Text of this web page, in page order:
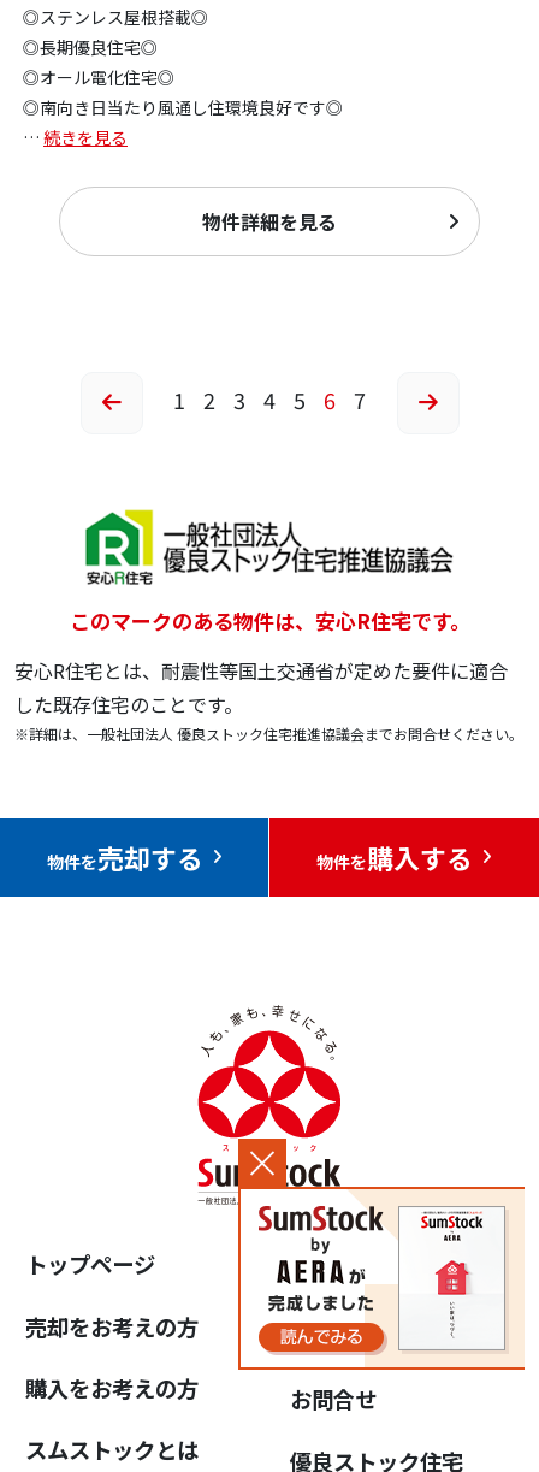
◎ステンレス屋根搭載◎
◎長期優良住宅◎
◎オール電化住宅◎
◎南向き日当たり風通し住環境良好です◎
… 続きを見る
物件詳細を見る
1 2 3 4 5 6 7
このマークのある物件は、安心R住宅です。
安心R住宅とは、耐震性等国土交通省が定めた要件に適合
した既存住宅のことです。
※詳細は、一般社団法人 優良ストック住宅推進協議会までお問合せください。
物件を売却する 物件を購入する
トップページ
売却をお考えの方
購入をお考えの方
スムストックとは
中古住宅らぼ
よくある質問
お問合せ
優良ストック住宅